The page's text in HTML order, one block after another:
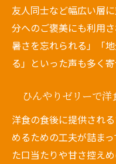
友人同士など幅広い層
分へのご褒美にも利用
暑さを忘れられる」「
る」といった声も多く寄
ひんやりゼリーで
洋食の食後に提供され
めるための工夫が詰ま
た口当たりや甘さ控え